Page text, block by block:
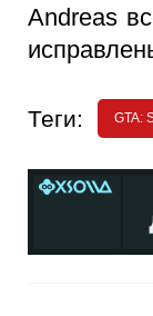
Andreas
Теги: GTA: